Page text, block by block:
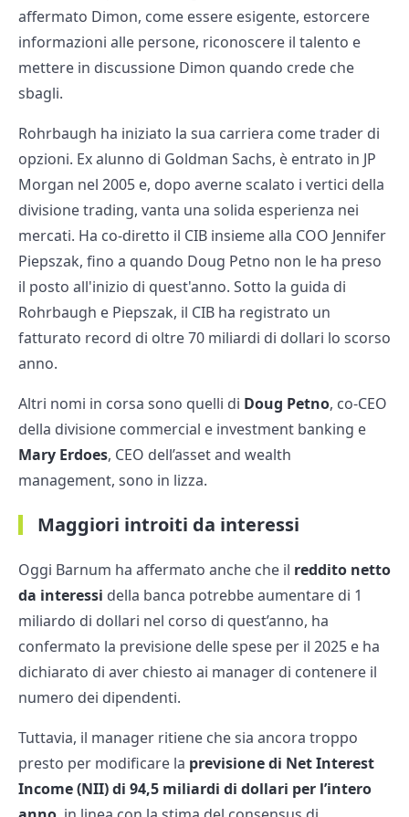
affermato Dimon, come essere esigente, estorcere
informazioni alle persone, riconoscere il talento e
mettere in discussione Dimon quando crede che
sbagli.
Rohrbaugh ha iniziato la sua carriera come trader di
opzioni. Ex alunno di Goldman Sachs, è entrato in JP
Morgan nel 2005 e, dopo averne scalato i vertici della
divisione trading, vanta una solida esperienza nei
mercati. Ha co-diretto il CIB insieme alla COO Jennifer
Piepszak, fino a quando Doug Petno non le ha preso
il posto all'inizio di quest'anno. Sotto la guida di
Rohrbaugh e Piepszak, il CIB ha registrato un
fatturato record di oltre 70 miliardi di dollari lo scorso
anno.
Altri nomi in corsa sono quelli di Doug Petno, co-CEO
della divisione commercial e investment banking e
Mary Erdoes, CEO dell’asset and wealth
management, sono in lizza.
Maggiori introiti da interessi
Oggi Barnum ha affermato anche che il reddito netto
da interessi della banca potrebbe aumentare di 1
miliardo di dollari nel corso di quest’anno, ha
confermato la previsione delle spese per il 2025 e ha
dichiarato di aver chiesto ai manager di contenere il
numero dei dipendenti.
Tuttavia, il manager ritiene che sia ancora troppo
presto per modificare la previsione di Net Interest
Income (NII) di 94,5 miliardi di dollari per l’intero